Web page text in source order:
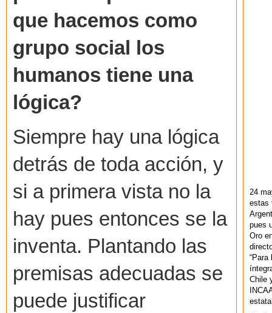
que hacemos como
grupo social los
humanos tiene una
lógica?
Siempre hay una lógica
detrás de toda acción, y
si a primera vista no la
hay pues entonces se la
inventa. Plantando las
premisas adecuadas se
puede justificar
24
estas
pues
Oro
“Para
Chile